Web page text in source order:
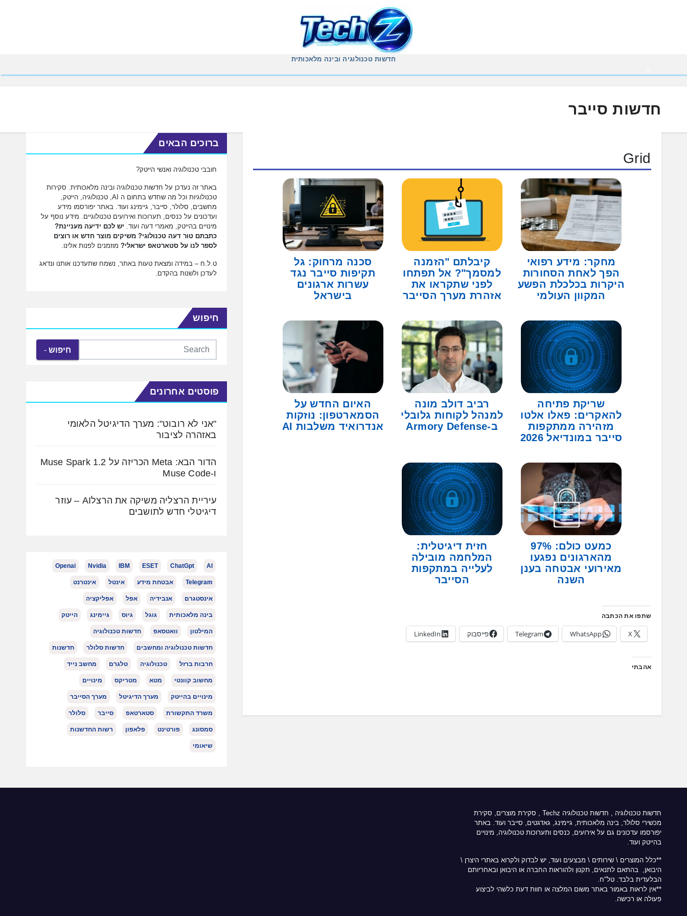
חדשות טכנולוגיה ובינה מלאכותית
חדשות סייבר
Grid
מחקר: מידע רפואי
הפך לאחת הסחורות
היקרות בכלכלת הפשע
המקוון העולמי
קיבלתם "הזמנה
למסמך"? אל תפתחו
לפני שתקראו את
אזהרת מערך הסייבר
סכנה מרחוק: גל
תקיפות סייבר נגד
עשרות ארגונים
בישראל
שריקת פתיחה
להאקרים: פאלו אלטו
מזהירה ממתקפות
סייבר במונדיאל 2026
רביב דולב מונה
למנהל לקוחות גלובלי
ב-Armory Defense
האיום החדש על
הסמארטפון: נוזקות
אנדרואיד משלבות AI
כמעט כולם: 97%
מהארגונים נפגעו
מאירועי אבטחה בענן
השנה
חזית דיגיטלית:
המלחמה מובילה
לעלייה במתקפות
הסייבר
שתפו את הכתבה
X
WhatsApp
Telegram פייסבוק LinkedIn
אהבתי
ברוכים הבאים
חובבי טכנולוגיה ואנשי הייטק?
באתר זה נעדכן על חדשות טכנולוגיה ובינה מלאכותית. סקירות
טכנולוגיות וכל מה שחדש בתחום ה AI, טכנולוגיה, הייטק,
מחשבים, סלולר, סייבר, גיימינג ועוד. באתר יפורסמו מידע
ועדכונים על כנסים, תערוכות ואירועים טכנולוגיים. מידע נוסף על
מינויים בהייטק, מאמרי דעה ועוד. יש לכם ידיעה מעניינת?
כתבתם טור דעה טכנולוגי? משיקים מוצר חדש או רוצים
לספר לנו על סטארטאפ ישראלי? מוזמנים לפנות אלינו.
ט.ל.ח – במידה ומצאת טעות באתר, נשמח שתעדכנו אותנו ונדאג
לעדכן ולשנות בהקדם.
חיפוש
חיפוש
פוסטים אחרונים
"אני לא רובוט": מערך הדיגיטל הלאומי
באזהרה לציבור
הדור הבא: Meta הכריזה על Muse Spark 1.2
ו-Muse Code
עיריית הרצליה משיקה את הרצלAI – עוזר
דיגיטלי חדש לתושבים
AI
ChatGpt
ESET
IBM
Nvidia
Openai
Telegram אבטחת מידע אינטל אינטרנט
אינסטגרם אנבידיה אפל אפליקציה
בינה מלאכותית גוגל גיוס גיימינג הייטק
המילטון וואטסאפ חדשות טכנולוגיה
חדשות טכנולוגיה ומחשבים חדשות סלולר חדשנות
חרבות ברזל טכנולוגיה טלגרם מחשב נייד
מחשוב קוונטי מטא מטריקס מינויים
מינויים בהייטק מערך הדיגיטל מערך הסייבר
משרד התקשורת סטארטאפ סייבר סלולר
סמסונג פורטינט פלאפון רשות החדשנות
שיאומי
חדשות טכנולוגיה , חדשות טכנולוגיה Techz
, סקירת מוצרים, סקירת
מכשירי סלולר, בינה מלאכותית, גיימינג, גאדגטים, סייבר ועוד. באתר
יפורסמו עדכונים גם על אירועים, כנסים ותערוכות טכנולוגיה, מינויים
בהייטק ועוד.
**כלל המוצרים \ שירותים \ מבצעים ועוד, יש לבדוק ולקרוא באתרי היצרן \
היבואן, בהתאם לתנאים, תקנון ולהוראות החברה או היבואן ובאחריותם
הבלעדית בלבד. טל"ח.
**אין לראות באמור באתר משום המלצה או חוות דעת כלשהי לביצוע
פעולה או רכישה.